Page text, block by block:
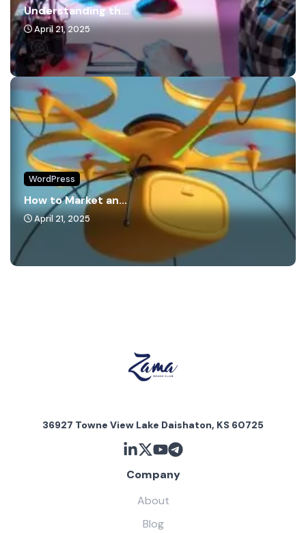
Understanding th...
April 21, 2025
WordPress
How to Market an...
April 21, 2025
36927 Towne View Lake Daishaton, KS 60725
Company
About
Blog